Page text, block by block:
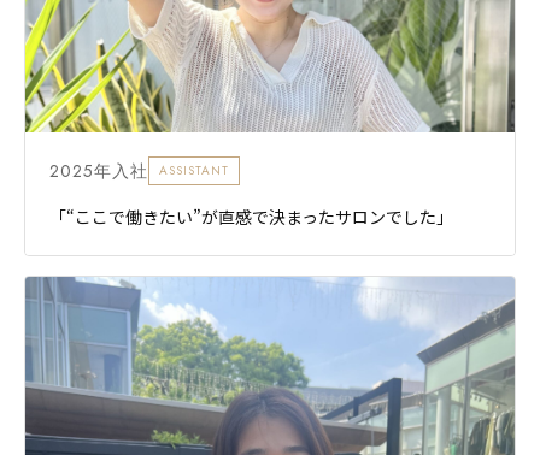
2025年入社 ASSISTANT
「“ここで働きたい”が直感で決まったサロンでした」